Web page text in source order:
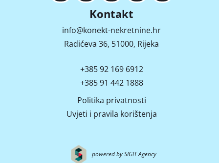
Kontakt
info@konekt-nekretnine.hr
Radićeva 36, 51000, Rijeka
+385 92 169 6912
+385 91 442 1888
Politika privatnosti
Uvjeti i pravila korištenja
powered by SIGIT Agency